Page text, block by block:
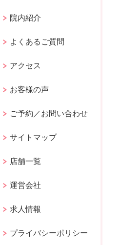
院内紹介
よくあるご質問
アクセス
お客様の声
ご予約／お問い合わせ
サイトマップ
店舗一覧
運営会社
求人情報
プライバシーポリシー